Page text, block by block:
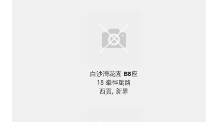
白沙灣花園 B8座
18 輋徑篤路
西貢, 新界